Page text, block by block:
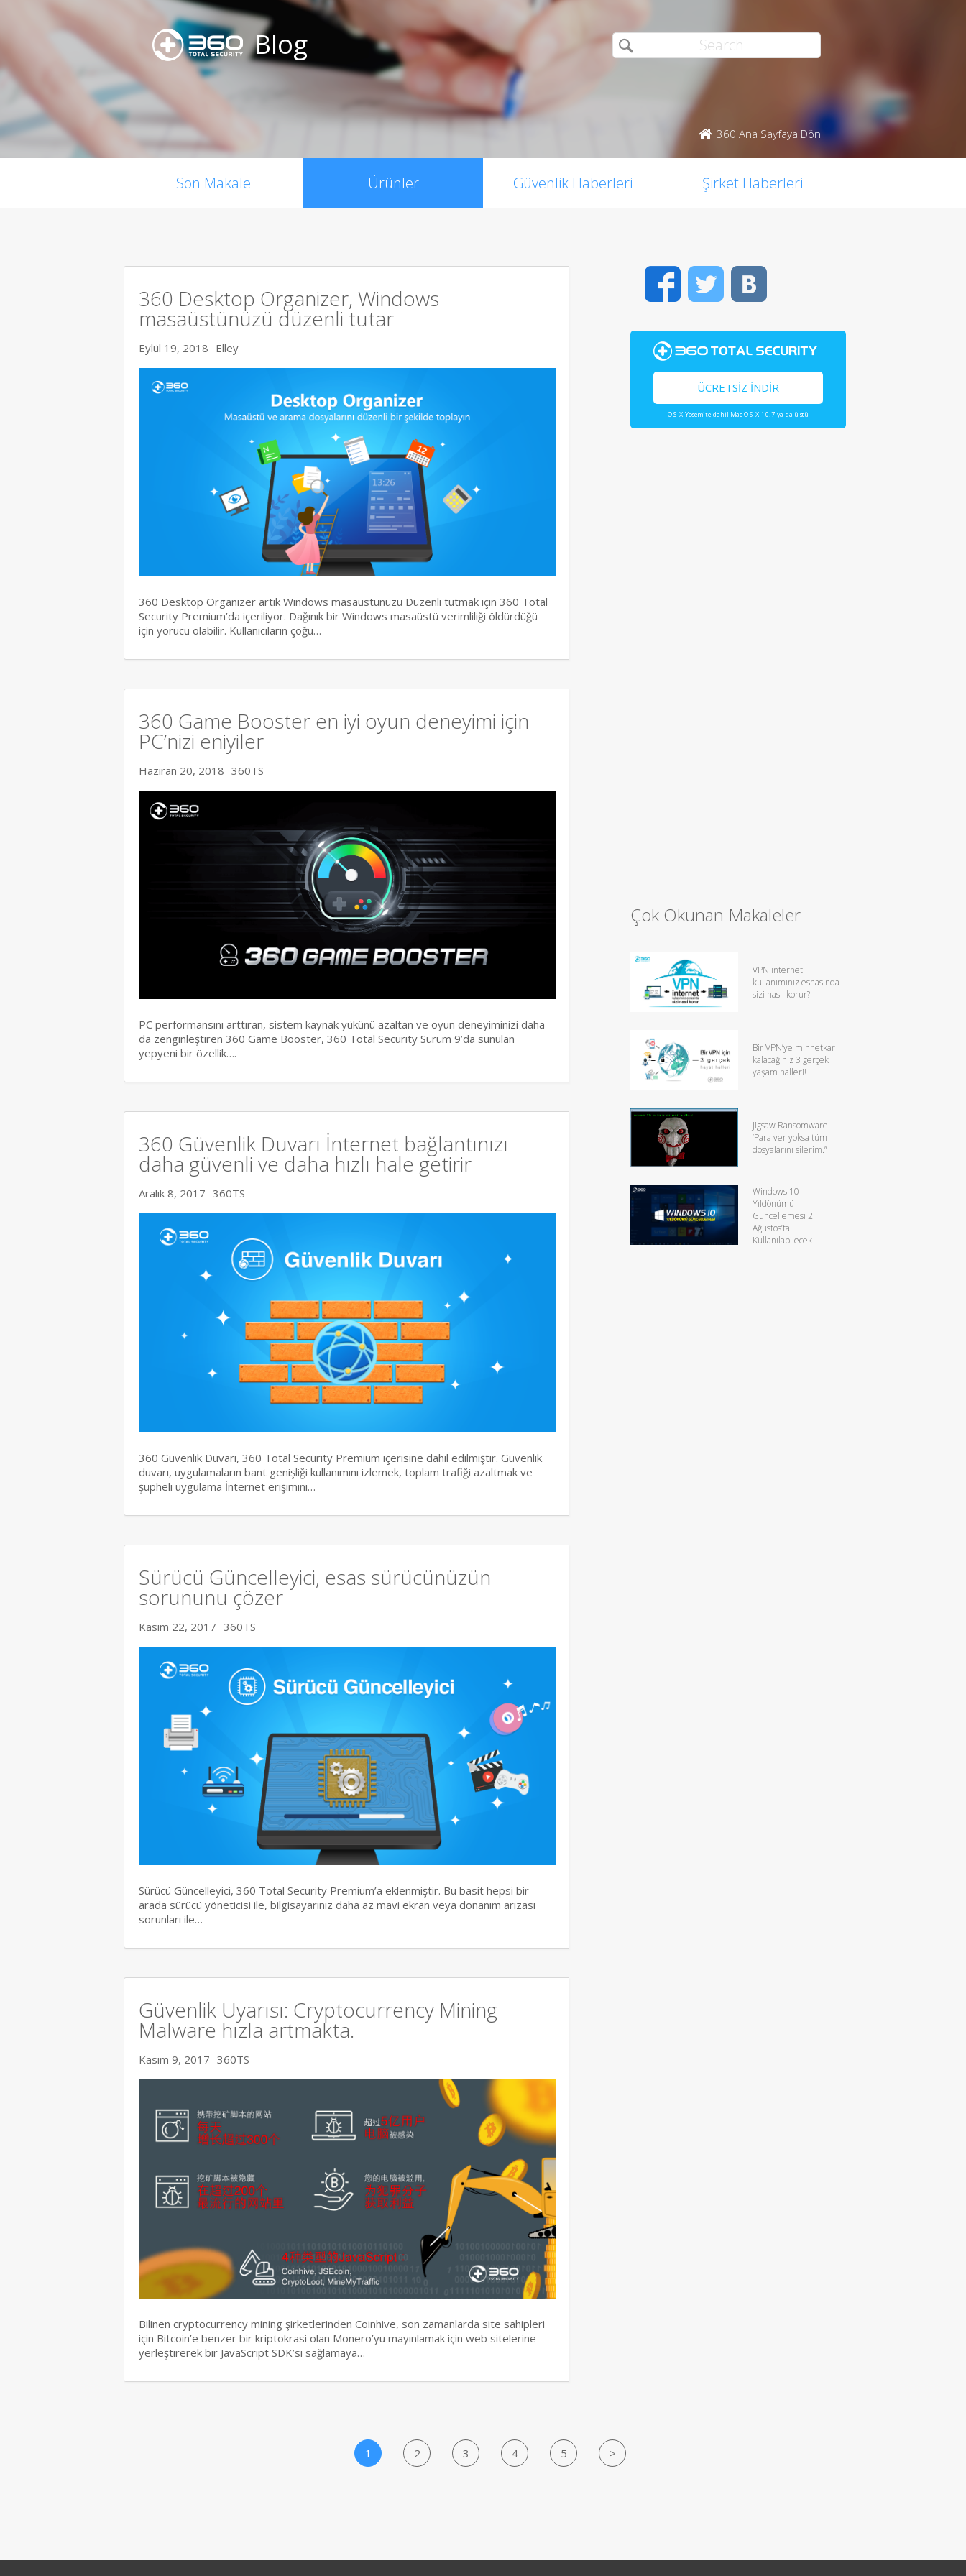
Blog
360 Ana Sayfaya Dön
Son Makale Ürünler Güvenlik Haberleri Şirket Haberleri
360 Desktop Organizer, Windows
masaüstünüzü düzenli tutar
Eylül 19, 2018 Elley
360 Desktop Organizer artık Windows masaüstünüzü Düzenli tutmak için 360 Total
Security Premium’da içeriliyor. Dağınık bir Windows masaüstü verimliliği öldürdüğü
için yorucu olabilir. Kullanıcıların çoğu…
360 Game Booster en iyi oyun deneyimi için
PC’nizi eniyiler
Haziran 20, 2018 360TS
PC performansını arttıran, sistem kaynak yükünü azaltan ve oyun deneyiminizi daha
da zenginleştiren 360 Game Booster, 360 Total Security Sürüm 9’da sunulan
yepyeni bir özellik….
360 Güvenlik Duvarı İnternet bağlantınızı
daha güvenli ve daha hızlı hale getirir
Aralık 8, 2017 360TS
360 Güvenlik Duvarı, 360 Total Security Premium içerisine dahil edilmiştir. Güvenlik
duvarı, uygulamaların bant genişliği kullanımını izlemek, toplam trafiği azaltmak ve
şüpheli uygulama İnternet erişimini…
Sürücü Güncelleyici, esas sürücünüzün
sorununu çözer
Kasım 22, 2017 360TS
Sürücü Güncelleyici, 360 Total Security Premium’a eklenmiştir. Bu basit hepsi bir
arada sürücü yöneticisi ile, bilgisayarınız daha az mavi ekran veya donanım arızası
sorunları ile…
Güvenlik Uyarısı: Cryptocurrency Mining
Malware hızla artmakta.
Kasım 9, 2017 360TS
Bilinen cryptocurrency mining şirketlerinden Coinhive, son zamanlarda site sahipleri
için Bitcoin’e benzer bir kriptokrasi olan Monero’yu mayınlamak için web sitelerine
yerleştirerek bir JavaScript SDK’si sağlamaya…
FacebookTwitter
ÜCRETSIZ İNDIR
OS X Yosemite dahil Mac OS X 10.7 ya da üstü
Çok Okunan Makaleler
VPN internet
kullanımınız esnasında
sizi nasıl korur?
Bir VPN’ye minnetkar
kalacağınız 3 gerçek
yaşam halleri!
Jigsaw Ransomware:
‘Para ver yoksa tüm
dosyalarını silerim.”
Windows 10
Yıldönümü
Güncellemesi 2
Ağustos’ta
Kullanılabilecek
1 2 3 4 5 >